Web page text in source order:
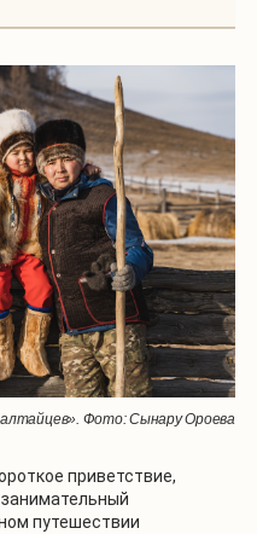
Фото: Сынару Ороева
приветствие,
путешествии